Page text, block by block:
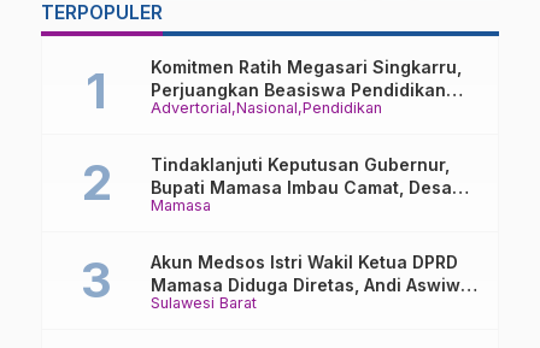
TERPOPULER
Advertorial Nasional Pendidikan
Komitmen Ratih Megasari Singkarru,
Perjuangkan Beasiswa Pendidikan
Dari PAUD Hingga Perguruan Tinggi
Mamasa
Tindaklanjuti Keputusan Gubernur,
Bupati Mamasa Imbau Camat, Desa
dan Lurah
Sulawesi Barat
Akun Medsos Istri Wakil Ketua DPRD
Mamasa Diduga Diretas, Andi Aswiwin
Buka Suara